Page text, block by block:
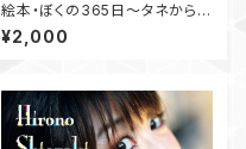
絵本・ぼくの365日〜タネからお
花へ〜
¥2,000